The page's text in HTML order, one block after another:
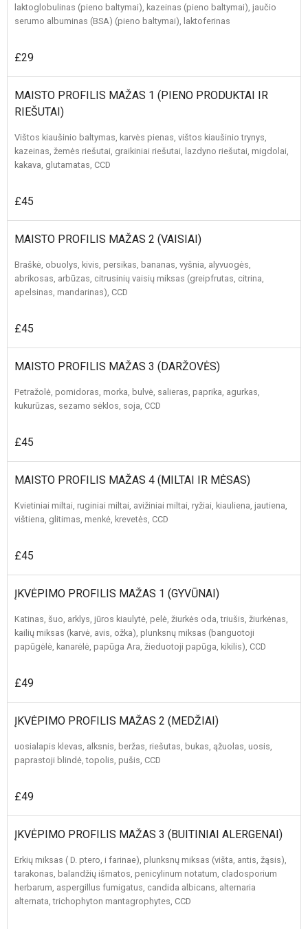
laktoglobulinas (pieno baltymai), kazeinas (pieno baltymai), jaučio
serumo albuminas (BSA) (pieno baltymai), laktoferinas
£29
MAISTO PROFILIS MAŽAS 1 (PIENO PRODUKTAI IR
RIEŠUTAI)
Vištos kiaušinio baltymas, karvės pienas, vištos kiaušinio trynys,
kazeinas, žemės riešutai, graikiniai riešutai, lazdyno riešutai, migdolai,
kakava, glutamatas, CCD
£45
MAISTO PROFILIS MAŽAS 2 (VAISIAI)
Braškė, obuolys, kivis, persikas, bananas, vyšnia, alyvuogės,
abrikosas, arbūzas, citrusinių vaisių miksas (greipfrutas, citrina,
apelsinas, mandarinas), CCD
£45
MAISTO PROFILIS MAŽAS 3 (DARŽOVĖS)
Petražolė, pomidoras, morka, bulvė, salieras, paprika, agurkas,
kukurūzas, sezamo sėklos, soja, CCD
£45
MAISTO PROFILIS MAŽAS 4 (MILTAI IR MĖSAS)
Kvietiniai miltai, ruginiai miltai, avižiniai miltai, ryžiai, kiauliena, jautiena,
vištiena, glitimas, menkė, krevetės, CCD
£45
ĮKVĖPIMO PROFILIS MAŽAS 1 (GYVŪNAI)
Katinas, šuo, arklys, jūros kiaulytė, pelė, žiurkės oda, triušis, žiurkėnas,
kailių miksas (karvė, avis, ožka), plunksnų miksas (banguotoji
papūgėlė, kanarėlė, papūga Ara, žieduotoji papūga, kikilis), CCD
£49
ĮKVĖPIMO PROFILIS MAŽAS 2 (MEDŽIAI)
uosialapis klevas, alksnis, beržas, riešutas, bukas, ąžuolas, uosis,
paprastoji blindė, topolis, pušis, CCD
£49
ĮKVĖPIMO PROFILIS MAŽAS 3 (BUITINIAI ALERGENAI)
Erkių miksas ( D. ptero, i farinae), plunksnų miksas (višta, antis, žąsis),
tarakonas, balandžių išmatos, penicylinum notatum, cladosporium
herbarum, aspergillus fumigatus, candida albicans, alternaria
alternata, trichophyton mantagrophytes, CCD